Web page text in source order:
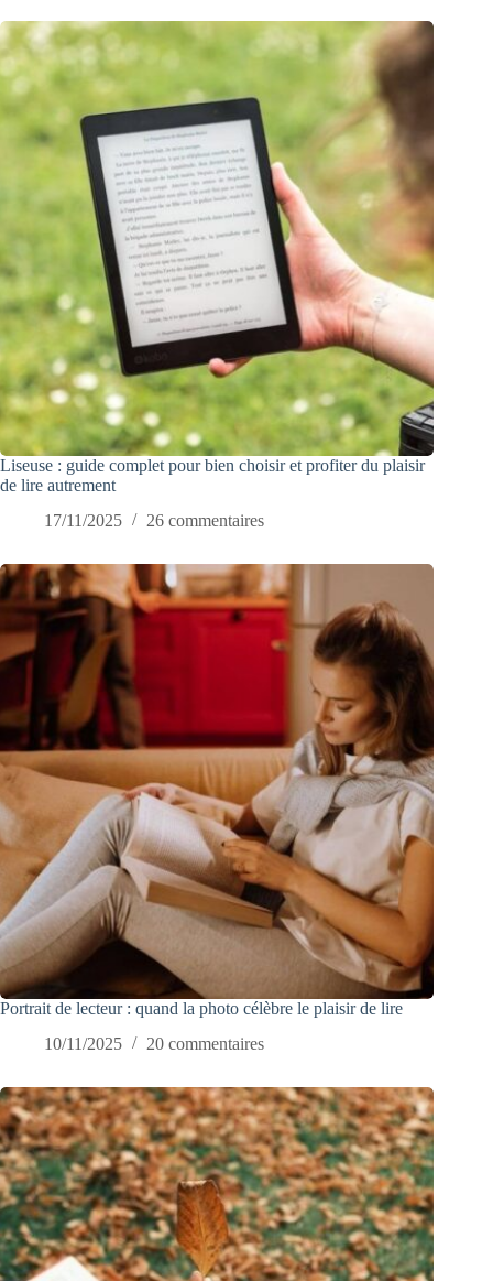
Liseuse : guide complet pour bien choisir et profiter du plaisir
de lire autrement
17/11/2025
26 commentaires
Portrait de lecteur : quand la photo célèbre le plaisir de lire
10/11/2025
20 commentaires